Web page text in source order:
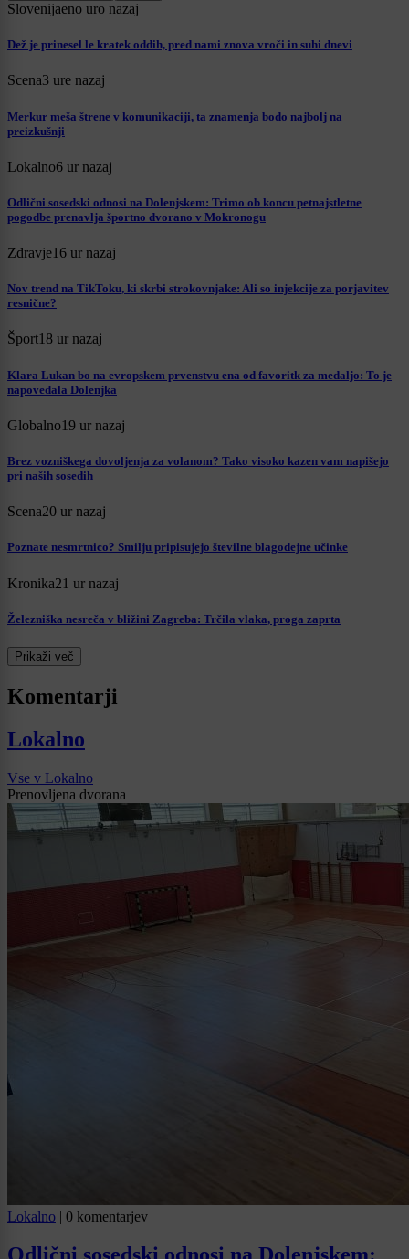
Slovenijaeno uro nazaj
Dež je prinesel le kratek oddih, pred nami znova vroči in suhi dnevi
Scena3 ure nazaj
Merkur meša štrene v komunikaciji, ta znamenja bodo najbolj na
preizkušnji
Lokalno6 ur nazaj
Odlični sosedski odnosi na Dolenjskem: Trimo ob koncu petnajstletne
pogodbe prenavlja športno dvorano v Mokronogu
Zdravje16 ur nazaj
Nov trend na TikToku, ki skrbi strokovnjake: Ali so injekcije za porjavitev
resnične?
Šport18 ur nazaj
Klara Lukan bo na evropskem prvenstvu ena od favoritk za medaljo: To je
napovedala Dolenjka
Globalno19 ur nazaj
Brez vozniškega dovoljenja za volanom? Tako visoko kazen vam napišejo
pri naših sosedih
Scena20 ur nazaj
Poznate nesmrtnico? Smilju pripisujejo številne blagodejne učinke
Kronika21 ur nazaj
Železniška nesreča v bližini Zagreba: Trčila vlaka, proga zaprta
Prikaži več
Komentarji
Lokalno
Vse v Lokalno
Prenovljena dvorana
Lokalno | 0 komentarjev